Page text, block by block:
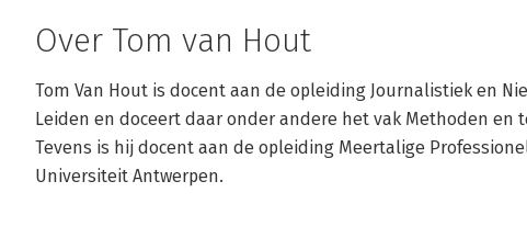
Over Tom van Hout
Tom Van Hout is docent aan de opleiding Journalistiek en
Leiden en doceert daar onder andere het vak Methoden en
Tevens is hij docent aan de opleiding Meertalige
Universiteit Antwerpen.